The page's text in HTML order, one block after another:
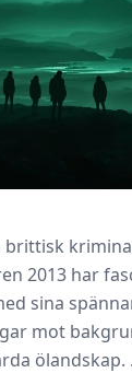
brittisk
2013 har
sina
mot
ölandskap.